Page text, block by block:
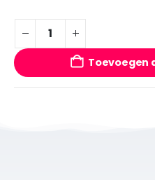
Toevoegen